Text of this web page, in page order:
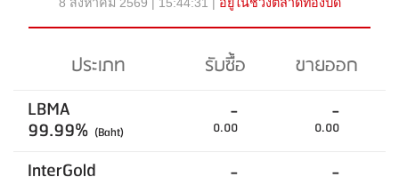
8 สิงหาคม 2569 | 15:44:31 | อยู่ในช่วงตลาดทองปิด
ประเภท รับซื้อ
ขายออก
LBMA
99.99% (Baht)
-
0.00
-
0.00